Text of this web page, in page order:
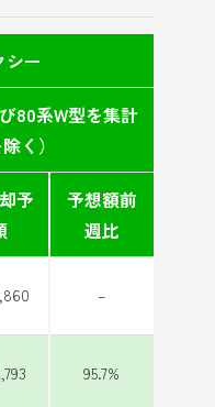
シー
80系W型を集計
く）
予
予想額前
週比
–
95.7%